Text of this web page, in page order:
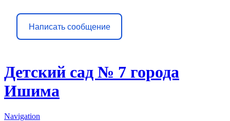
Написать сообщение
Детский сад № 7 города
Ишима
Navigation